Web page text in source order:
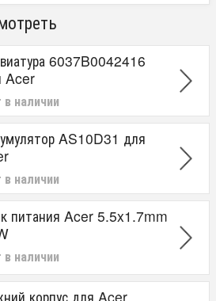
6037B0042416
Acer
наличии
AS10D31 для
наличии
питания Acer 5.5x1.7mm
наличии
корпус для Acer